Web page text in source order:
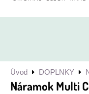
Úvod DOPLNKY
Náramok Multi